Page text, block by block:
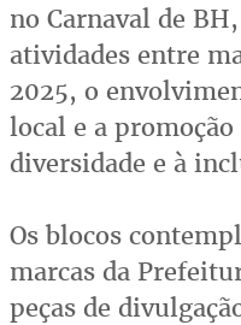
no Carnaval de
atividades entre
2025, o
local e a promoção
diversidade e à
Os blocos
marcas da
peças de